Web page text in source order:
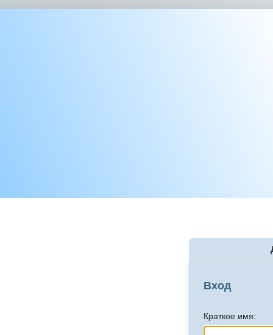
Вход
Краткое имя: